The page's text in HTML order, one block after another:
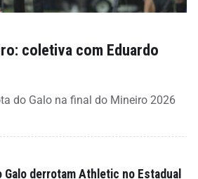
coletiva com Eduardo
do Galo na final do Mineiro 2026
Galo derrotam Athletic no Estadual